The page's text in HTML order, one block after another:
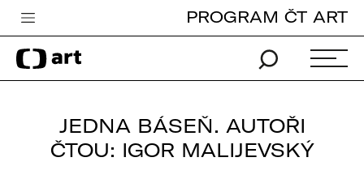
Česká televize
Zpravodajství
iVysílání
PROGRAM ČT ART
JEDNA BÁSEŇ. AUTOŘI
ČTOU: IGOR MALIJEVSKÝ